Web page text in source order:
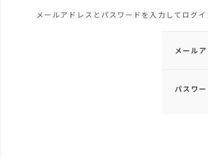
メールアドレスとパスワードを入力してログイ
メール
パスワー